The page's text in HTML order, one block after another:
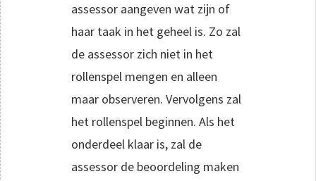
assessor aangeven wat zijn of
haar taak in het geheel is. Zo zal
de assessor zich niet in het
rollenspel mengen en alleen
maar observeren. Vervolgens zal
het rollenspel beginnen. Als het
onderdeel klaar is, zal de
assessor de beoordeling maken